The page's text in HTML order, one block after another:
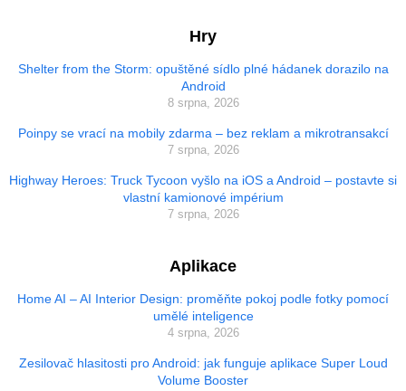
Hry
Shelter from the Storm: opuštěné sídlo plné hádanek dorazilo na
Android
8 srpna, 2026
Poinpy se vrací na mobily zdarma – bez reklam a mikrotransakcí
7 srpna, 2026
Highway Heroes: Truck Tycoon vyšlo na iOS a Android – postavte si
vlastní kamionové impérium
7 srpna, 2026
Aplikace
Home AI – AI Interior Design: proměňte pokoj podle fotky pomocí
umělé inteligence
4 srpna, 2026
Zesilovač hlasitosti pro Android: jak funguje aplikace Super Loud
Volume Booster